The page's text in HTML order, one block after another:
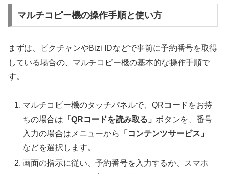
マルチコピー機の操作手順と使い方
まずは、ピクチャンやBizi IDなどで事前に予約番号を取得
している場合の、マルチコピー機の基本的な操作手順で
す。
マルチコピー機のタッチパネルで、QRコードをお持
ちの場合は 「QRコードを読み取る」 ボタンを、番号
入力の場合はメニューから
「コンテンツサービス」
などを選択します。
画面の指示に従い、予約番号を入力するか、スマホ